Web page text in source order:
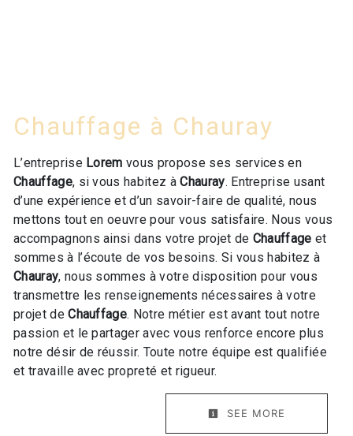
Chauffage à Chauray
L’entreprise Lorem vous propose ses services en
Chauffage, si vous habitez àChauray. Entreprise usant
d’une expérience et d’un savoir-faire de qualité, nous
mettons tout en oeuvre pour vous satisfaire. Nous vous
accompagnons ainsi dans votre projet de Chauffage et
sommes à l’écoute de vos besoins. Si vous habitez à
Chauray, nous sommes à votre disposition pour vous
transmettre les renseignements nécessaires à votre
projet deChauffage. Notre métier est avant tout notre
passion et le partager avec vous renforce encore plus
notre désir de réussir. Toute notre équipe est qualifiée
et travaille avec propreté et rigueur.
SEE MORE